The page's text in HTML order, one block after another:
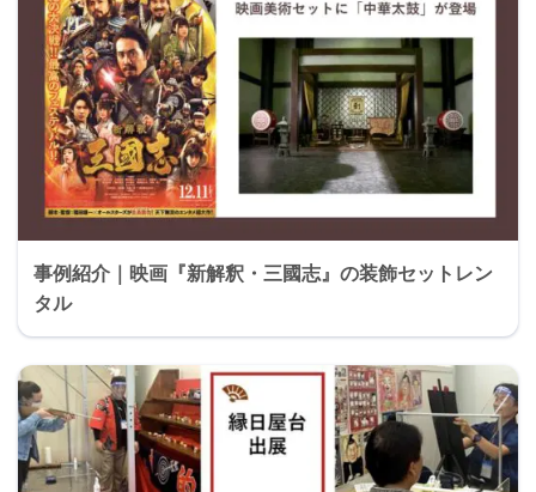
事例紹介｜映画『新解釈・三國志』の装飾セットレン
タル